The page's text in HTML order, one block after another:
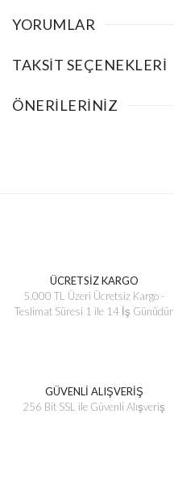
YORUMLAR
TAKSIT SEÇENEKLERI
ÖNERILERINIZ
ÜCRETSİZ KARGO
5.000 TL Üzeri Ücretsiz Kargo -
Teslimat Süresi 1 ile 14 İş Günüdür
GÜVENLİ ALIŞVERİŞ
256 Bit SSL ile Güvenli Alışveriş